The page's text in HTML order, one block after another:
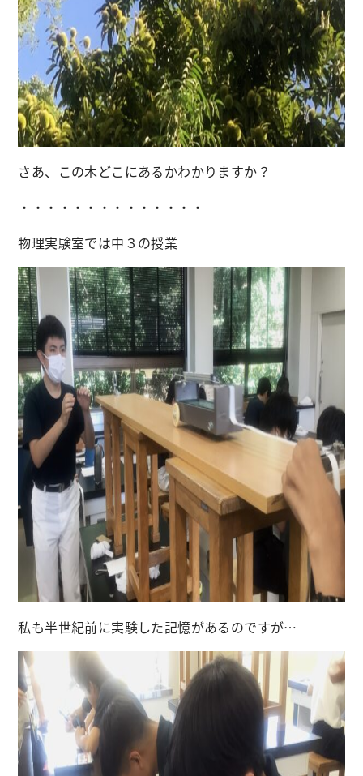
さあ、この木どこにあるかわかりますか？
・・・・・・・・・・・・・・
物理実験室では中３の授業
私も半世紀前に実験した記憶があるのですが…